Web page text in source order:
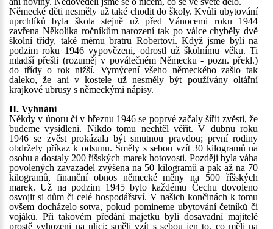
Německé děti nesměly už také chodit do školy. Kvůli ubytování
uprchlíků byla škola stejně už před Vánocemi roku 1944
zavřena Několika ročníkům narození tak po válce chyběly dvě
školní třídy, také mému bratru Robertovi. Když jsme byli na
podzim roku 1946 vypovězeni, odrostl už školnímu věku. Ti
mladší přešli (rozuměj v poválečném Německu - pozn. překl.)
do třídy o rok nižší. Vymýcení všeho německého zašlo tak
daleko, že ani v kostele už nesměly být používány oltářní
krajkové ubrusy s německými nápisy.
II. Vyhnání
Někdy v únoru či v březnu 1946 se poprvé začaly šířit zvěsti, že
budeme vysídleni. Nikdo tomu nechtěl věřit. V dubnu roku
1946 se zvěst prokázala být smutnou pravdou; první rodiny
obdržely příkaz k odsunu. Směly s sebou vzít 30 kilogramů na
osobu a dostaly 200 říšských marek hotovosti. Později byla váha
povolených zavazadel zvýšena na 50 kilogramů a pak až na 70
kilogramů, finanční obnos německé měny na 500 říšských
marek. Už na podzim 1945 bylo každému Čechu dovoleno
osvojit si dům či celé hospodářství. V našich končinách k tomu
ovšem docházelo sotva, pokud pomineme ubytování četníků či
vojáků. Při takovém předání majetku byli dosavadní majitelé
prostě vyhozeni na ulici; směli vzít s sebou jen to, co měli na